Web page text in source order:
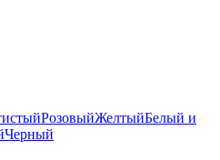
РозовыйЖелтыйБелый и
Черный